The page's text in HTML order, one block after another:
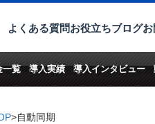
よくある質問お役立ちブログお
一覧 導入実績 導入インタビュー
>自動同期